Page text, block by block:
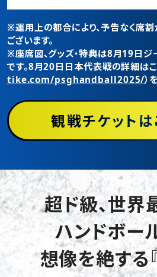
※運用上の都合により、予告なく席
ございます。
※座席図、グッズ・特典は8月19日ジ
です。8月20日日本代表戦の詳細はこ
tike.com/psghandball2025/）
観戦チケットは
超ド級、世界
ハンドボー
想像を絶する